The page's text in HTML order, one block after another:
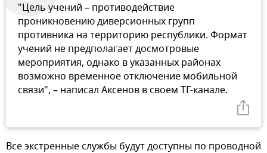
"Цель учений – противодействие
проникновению диверсионных групп
противника на территорию республики. Формат
учений не предполагает досмотровые
мероприятия, однако в указанных районах
возможно временное отключение мобильной
связи", – написал Аксенов в своем ТГ-канале.
Все экстренные службы будут доступны по проводной